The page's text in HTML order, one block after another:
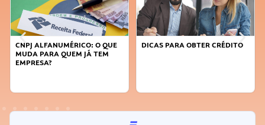
DICAS PARA OBTER CRÉDITO
FAÇA A DIFERENÇA: SEJA